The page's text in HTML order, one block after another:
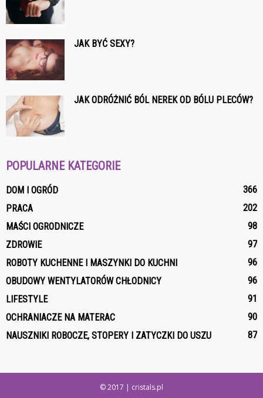
JAK BYĆ SEXY?
JAK ODRÓŻNIĆ BÓL NEREK OD BÓLU PLECÓW?
POPULARNE KATEGORIE
DOM I OGRÓD
366
PRACA
202
MAŚCI OGRODNICZE
98
ZDROWIE
97
ROBOTY KUCHENNE I MASZYNKI DO KUCHNI
96
OBUDOWY WENTYLATORÓW CHŁODNICY
96
LIFESTYLE
91
OCHRANIACZE NA MATERAC
90
NAUSZNIKI ROBOCZE, STOPERY I ZATYCZKI DO USZU
87
© 2017 | cristals.pl